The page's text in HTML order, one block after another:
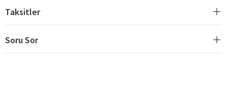
Taksitler
Soru Sor